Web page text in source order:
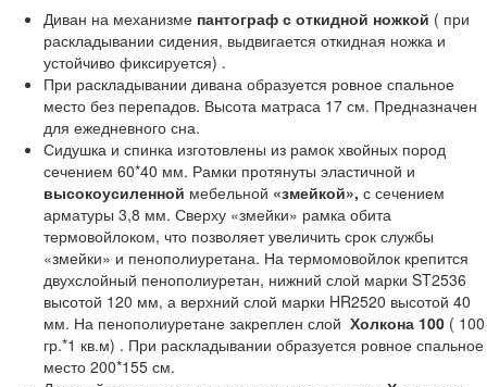
Диван на механизме пантограф с откидной ножкой ( при
раскладывании сидения, выдвигается откидная ножка и
устойчиво фиксируется) .
При раскладывании дивана образуется ровное спальное
место без перепадов. Высота матраса 17 см. Предназначен
для ежедневного сна.
Сидушка и спинка изготовлены из рамок хвойных пород
сечением 60*40 мм. Рамки протянуты эластичной и
высокоусиленной мебельной «змейкой», с сечением
арматуры 3,8 мм. Сверху «змейки» рамка обита
термовойлоком, что позволяет увеличить срок службы
«змейки» и пенополиуретана. На термомовойлок крепится
двухслойный пенополиуретан, нижний слой марки ST2536
высотой 120 мм, а верхний слой марки HR2520 высотой 40
мм. На пенополиуретане закреплен слой Холкона 100 ( 100
гр.*1 кв.м) . При раскладывании образуется ровное спальное
место 200*155 см.